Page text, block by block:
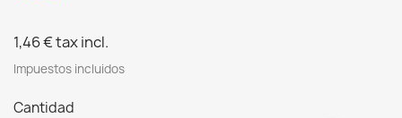
1,46 €tax incl.
Impuestos incluidos
Cantidad